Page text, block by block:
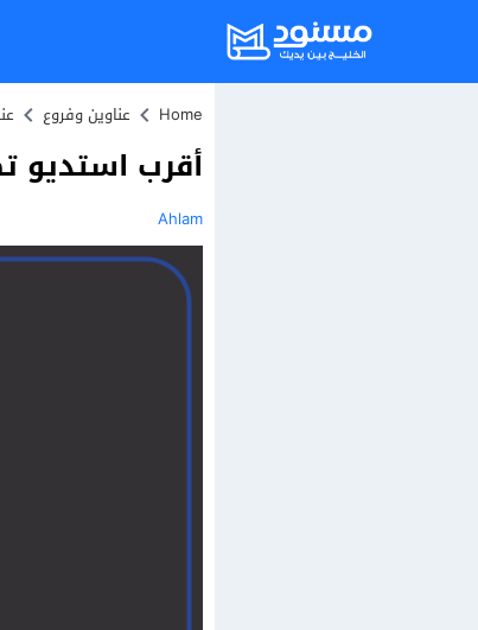
Home عناوين وفروع
أقرب استديو
Ahlam